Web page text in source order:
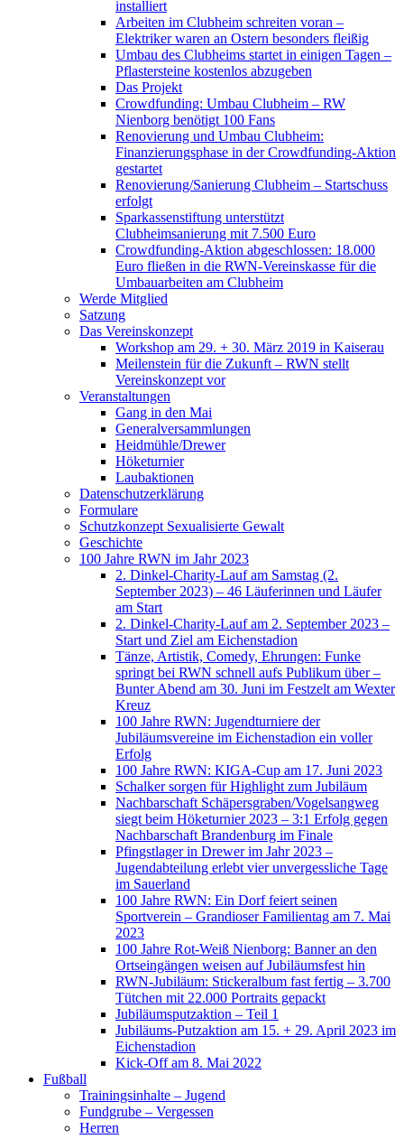
installiert
Arbeiten im Clubheim schreiten voran –
Elektriker waren an Ostern besonders fleißig
Umbau des Clubheims startet in einigen Tagen –
Pflastersteine kostenlos abzugeben
Das Projekt
Crowdfunding: Umbau Clubheim – RW
Nienborg benötigt 100 Fans
Renovierung und Umbau Clubheim:
Finanzierungsphase in der Crowdfunding-Aktion
gestartet
Renovierung/Sanierung Clubheim – Startschuss
erfolgt
Sparkassenstiftung unterstützt
Clubheimsanierung mit 7.500 Euro
Crowdfunding-Aktion abgeschlossen: 18.000
Euro fließen in die RWN-Vereinskasse für die
Umbauarbeiten am Clubheim
Werde Mitglied
Satzung
Das Vereinskonzept
Workshop am 29. + 30. März 2019 in Kaiserau
Meilenstein für die Zukunft – RWN stellt
Vereinskonzept vor
Veranstaltungen
Gang in den Mai
Generalversammlungen
Heidmühle/Drewer
Höketurnier
Laubaktionen
Datenschutzerklärung
Formulare
Schutzkonzept Sexualisierte Gewalt
Geschichte
100 Jahre RWN im Jahr 2023
2. Dinkel-Charity-Lauf am Samstag (2.
September 2023) – 46 Läuferinnen und Läufer
am Start
2. Dinkel-Charity-Lauf am 2. September 2023 –
Start und Ziel am Eichenstadion
Tänze, Artistik, Comedy, Ehrungen: Funke
springt bei RWN schnell aufs Publikum über –
Bunter Abend am 30. Juni im Festzelt am Wexter
Kreuz
100 Jahre RWN: Jugendturniere der
Jubiläumsvereine im Eichenstadion ein voller
Erfolg
100 Jahre RWN: KIGA-Cup am 17. Juni 2023
Schalker sorgen für Highlight zum Jubiläum
Nachbarschaft Schäpersgraben/Vogelsangweg
siegt beim Höketurnier 2023 – 3:1 Erfolg gegen
Nachbarschaft Brandenburg im Finale
Pfingstlager in Drewer im Jahr 2023 –
Jugendabteilung erlebt vier unvergessliche Tage
im Sauerland
100 Jahre RWN: Ein Dorf feiert seinen
Sportverein – Grandioser Familientag am 7. Mai
2023
100 Jahre Rot-Weiß Nienborg: Banner an den
Ortseingängen weisen auf Jubiläumsfest hin
RWN-Jubiläum: Stickeralbum fast fertig – 3.700
Tütchen mit 22.000 Portraits gepackt
Jubiläumsputzaktion – Teil 1
Jubiläums-Putzaktion am 15. + 29. April 2023 im
Eichenstadion
Kick-Off am 8. Mai 2022
Fußball
Trainingsinhalte – Jugend
Fundgrube – Vergessen
Herren